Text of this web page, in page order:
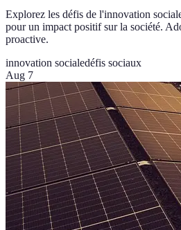
Explorez les défis de l'innovation
pour un impact positif sur la société.
proactive.
innovation socialedéfis sociaux
Aug 7